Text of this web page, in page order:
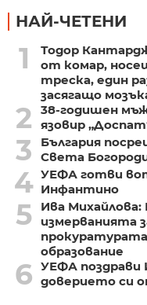
НАЙ-ЧЕТЕНИ
1
Тодор
от комар,
треска, един
засягащо
2
38-годишен
язовир
3
България
Света
4 УЕФА готви
Инфантино
5
Ива Михайлова:
измерванията
образование
6 УЕФА поздрави
доверието си